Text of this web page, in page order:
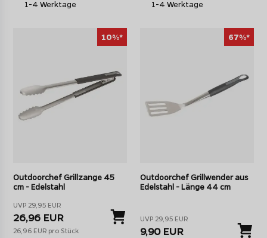
1-4 Werktage
1-4 Werktage
10%*
Outdoorchef Grillzange 45
cm - Edelstahl
UVP 29,95 EUR
26,96 EUR
26,96 EUR pro Stück
67%*
Outdoorchef Grillwender aus
Edelstahl - Länge 44 cm
UVP 29,95 EUR
9,90 EUR